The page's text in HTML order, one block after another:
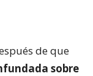
de que
sobre